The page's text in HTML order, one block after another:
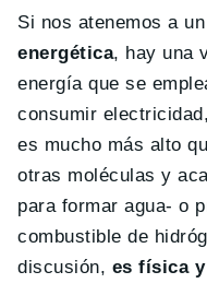
Si nos atenemos a
energética, hay una
energía que se
consumir
es mucho más alto
otras moléculas y
para formar agua- o
combustible de
discusión, es física